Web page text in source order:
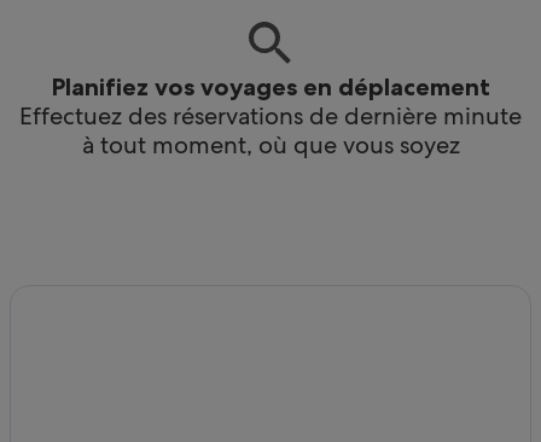
Planifiez vos voyages en déplacement
Effectuez des réservations de dernière minute
à tout moment, où que vous soyez